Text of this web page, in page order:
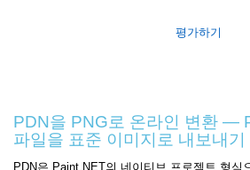
평가하기
PDN을 PNG로 온라인 변환 —
파일을 표준 이미지로 내보내기
PDN은 Paint.NET의 네이티브 프로젝트 형식